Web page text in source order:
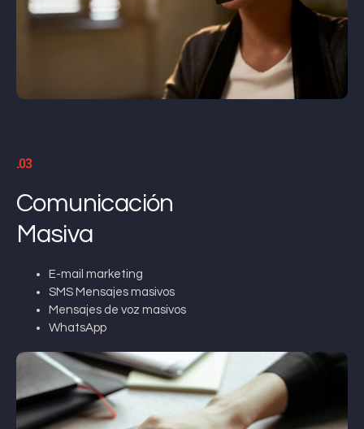
.03
Comunicación
Masiva
E-mail marketing
SMS Mensajes masivos
Mensajes de voz masivos
WhatsApp